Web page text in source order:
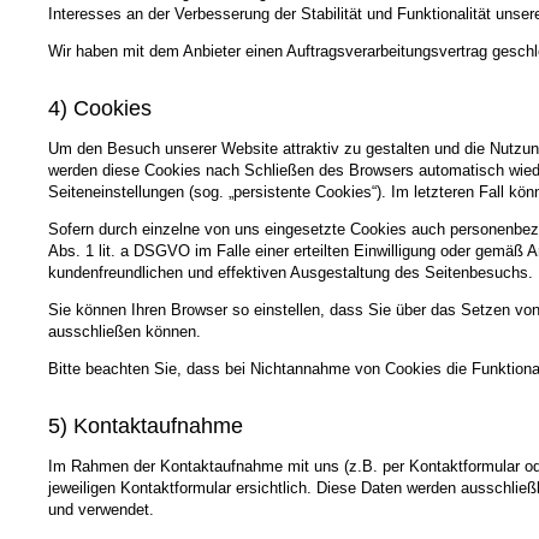
Interesses an der Verbesserung der Stabilität und Funktionalität
Wir haben mit dem Anbieter einen Auftragsverarbeitungsvertrag
4) Cookies
Um den Besuch unserer Website attraktiv zu gestalten und die
werden diese Cookies nach Schließen des Browsers automatisch
Seiteneinstellungen (sog. „persistente Cookies“). Im letzteren Fall
Sofern durch einzelne von uns eingesetzte Cookies auch
Abs. 1 lit. a DSGVO im Falle einer erteilten Einwilligung oder gemäß
kundenfreundlichen und effektiven Ausgestaltung des Seitenbesuchs.
Sie können Ihren Browser so einstellen, dass Sie über das Setzen
ausschließen können.
Bitte beachten Sie, dass bei Nichtannahme von Cookies die
5) Kontaktaufnahme
Im Rahmen der Kontaktaufnahme mit uns (z.B. per Kontaktformular
jeweiligen Kontaktformular ersichtlich. Diese Daten werden
und verwendet.